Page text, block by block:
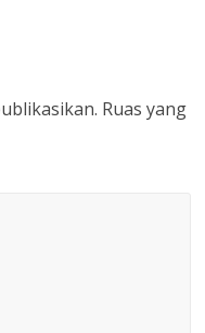
Ruas yang